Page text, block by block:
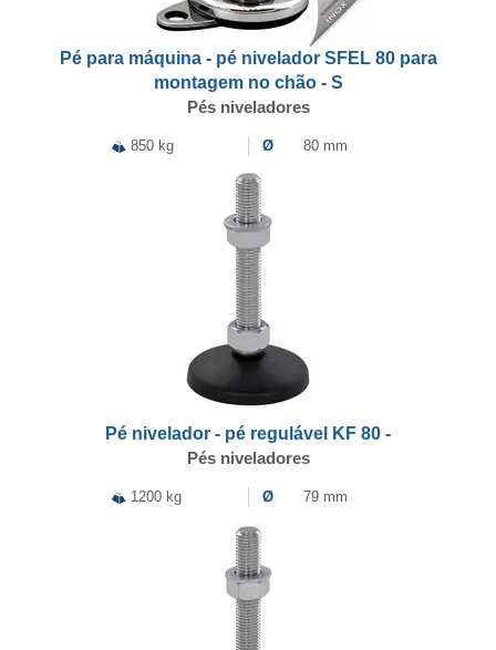
Pé para máquina - pé nivelador SFEL 80 para
montagem no chão - S
Pés niveladores
850 kg Ø 80 mm
Pé nivelador - pé regulável KF 80 -
Pés niveladores
1200 kg Ø 79 mm